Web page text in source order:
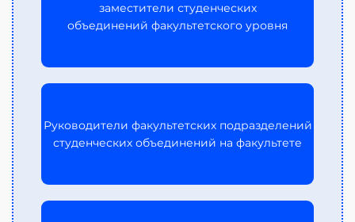
заместители студенческих
объединений факультетского уровня
Руководители факультетских подразделений
студенческих объединений на факультете